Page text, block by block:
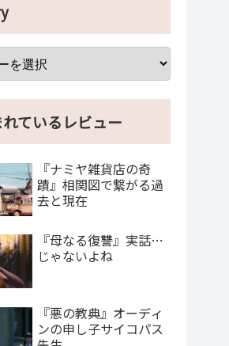
ているレビュー
『ナミヤ雑貨店の奇
蹟』相関図で繋がる過
去と現在
『母なる復讐』実話…
じゃないよね
『悪の教典』オーディ
ンの申し子サイコパス